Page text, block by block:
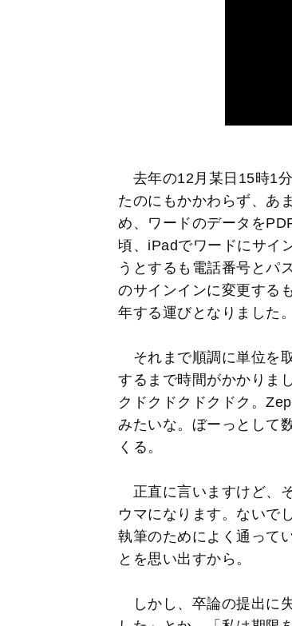
去年の12月某日15時1
たのにもかかわらず、あ
め、ワードのデータを
頃、iPadでワードにサイ
うとするも電話番号とパ
のサインインに変更する
年する運びとなりました。
それまで順調に単位を
するまで時間がかかりま
クドクドクドクドク。
みたいな。ぼーっとして
くる。
正直に言いますけど、
ウマになります。ないで
執筆のためによく通って
とを思い出すから。
しかし、卒論の提出に